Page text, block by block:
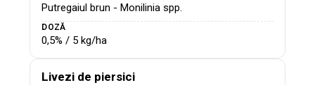
Putregaiul brun - Monilinia spp.
DOZĂ
0,5% / 5 kg/ha
Livezi de piersici